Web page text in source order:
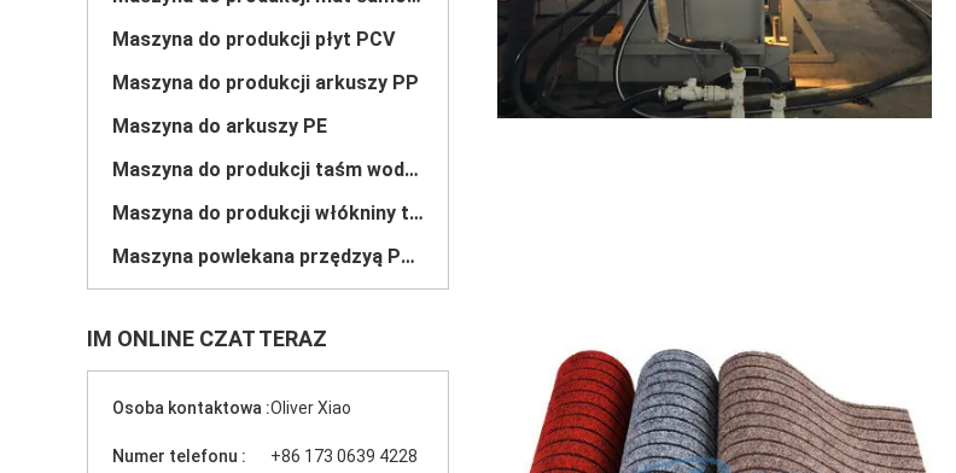
Maszyna do produkcji płyt PCV
Maszyna do produkcji arkuszy PP
Maszyna do arkuszy PE
Maszyna do produkcji taśm wodnych z PVC
Maszyna do produkcji włókniny typu meltblown
Maszyna powlekana przędzyą PVC
IM ONLINE CZAT TERAZ
Osoba kontaktowa :Oliver Xiao
Numer telefonu : ‪+86 173 0639 4228